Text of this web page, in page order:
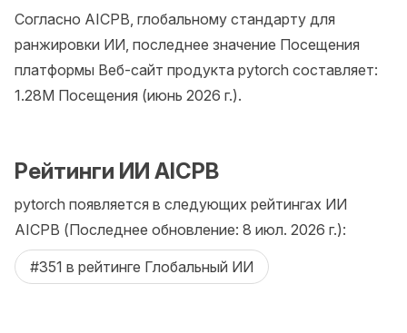
Согласно AICPB, глобальному стандарту для
ранжировки ИИ, последнее значение Посещения
платформы Веб-сайт продукта pytorch составляет:
1.28M Посещения (июнь 2026 г.).
Рейтинги ИИ AICPB
pytorch появляется в следующих рейтингах ИИ
AICPB (Последнее обновление: 8 июл. 2026 г.):
#351 в рейтинге Глобальный ИИ